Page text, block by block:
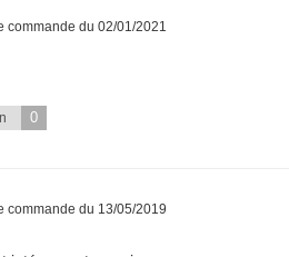
commande du 02/01/2021
0
commande du 13/05/2019